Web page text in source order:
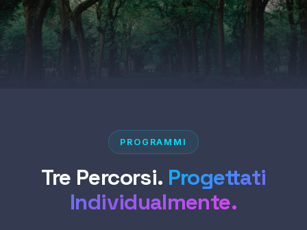
PROGRAMMI
Tre Percorsi. Progettati
Individualmente.